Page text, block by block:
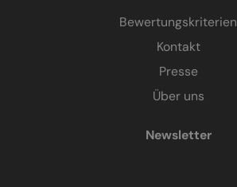
Bewertungskriterien
Kontakt
Presse
Über uns
Newsletter